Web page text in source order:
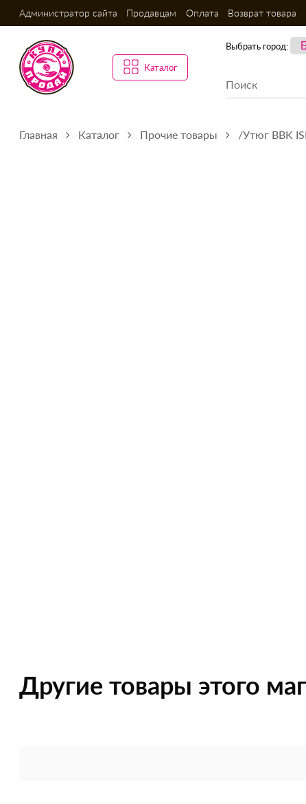
Администратор сайта Продавцам Оплата Возврат товара
Каталог
Выбрать город:
Главная Каталог Прочие товары /Утюг BBK
Другие товары этого